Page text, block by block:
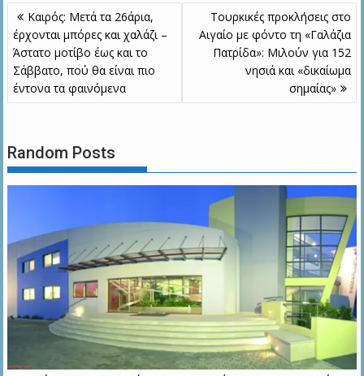
Πλοήγηση
άρθρων
Καιρός: Μετά τα 26άρια,
έρχονται μπόρες και χαλάζι –
Άστατο μοτίβο έως και το
Σάββατο, πού θα είναι πιο
έντονα τα φαινόμενα
Τουρκικές προκλήσεις στο
Αιγαίο με φόντο τη «Γαλάζια
Πατρίδα»: Μιλούν για 152
νησιά και «δικαίωμα
σημαίας»
Random Posts